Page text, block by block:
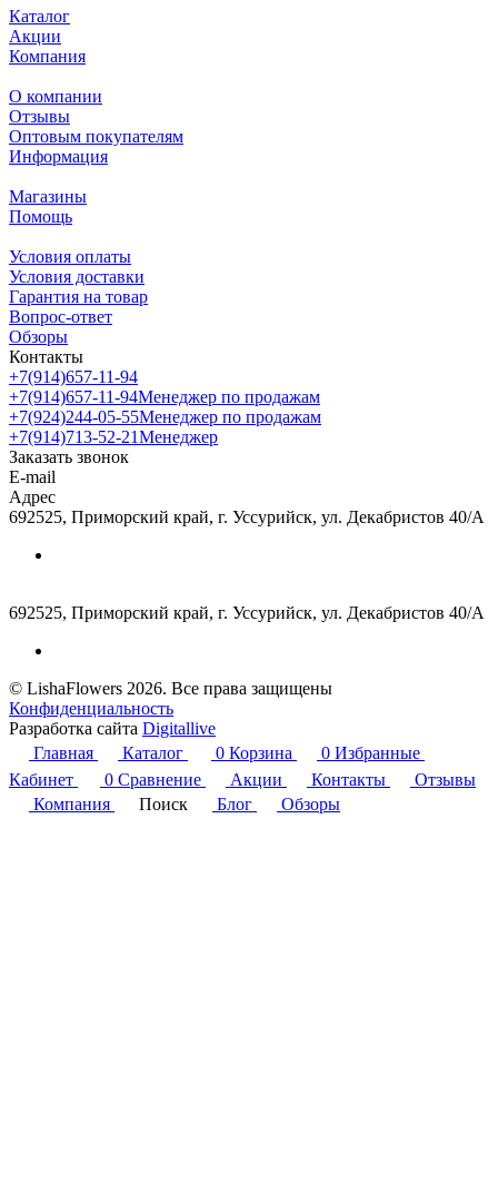
Каталог
Акции
Компания
О компании
Отзывы
Оптовым покупателям
Информация
Магазины
Помощь
Условия оплаты
Условия доставки
Гарантия на товар
Вопрос-ответ
Обзоры
Контакты
+7(914)657-11-94
+7(914)657-11-94Менеджер по продажам
+7(924)244-05-55Менеджер по продажам
+7(914)713-52-21Менеджер
Заказать звонок
E-mail
Адрес
692525, Приморский край, г. Уссурийск, ул. Декабристов 40/А
692525, Приморский край, г. Уссурийск, ул. Декабристов 40/А
© LishaFlowers 2026. Все права защищены
Конфиденциальность
Разработка сайта Digitallive
Главная
Каталог 0 Корзина 0 Избранные
Кабинет
0 Сравнение Акции Контакты
Отзывы
Компания
Поиск Блог Обзоры